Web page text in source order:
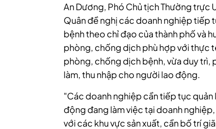
An Dương, Phó Chủ tịch Thường trực
Quân đề nghị các doanh nghiệp
bệnh theo chỉ đạo của thành phố và
phòng, chống dịch phù hợp với thực
phòng, chống dịch bệnh, vừa duy trì,
làm, thu nhập cho người lao động.
"Các doanh nghiệp cần tiếp tục
động đang làm việc tại doanh
với các khu vực sản xuất, cần bố trí